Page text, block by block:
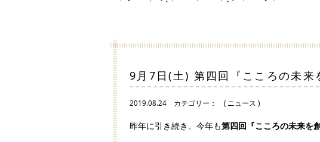
9月7日(土) 第四回『こころの未
2019.08.24 カテゴリー： ( ニュース )
昨年に引き続き、今年も第四回『こころの未来を